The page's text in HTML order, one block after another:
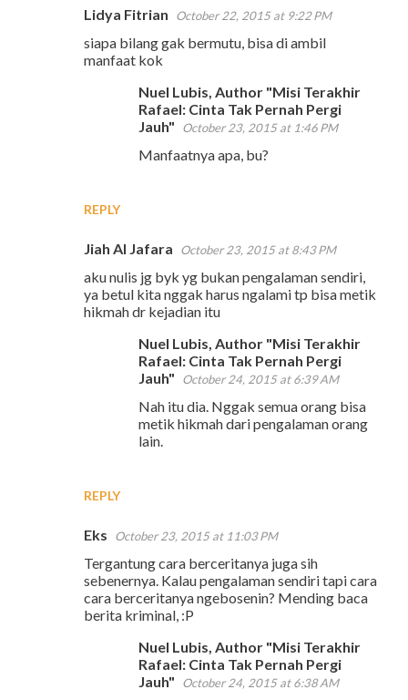
Lidya Fitrian October 22, 2015 at 9:22 PM
siapa bilang gak bermutu, bisa di ambil
manfaat kok
REPLY
Nuel Lubis, Author "Misi Terakhir
Rafael: Cinta Tak Pernah Pergi
Jauh"
October 23, 2015 at 1:46 PM
Manfaatnya apa, bu?
Jiah Al Jafara October 23, 2015 at 8:43 PM
aku nulis jg byk yg bukan pengalaman sendiri,
ya betul kita nggak harus ngalami tp bisa metik
hikmah dr kejadian itu
REPLY
Nuel Lubis, Author "Misi Terakhir
Rafael: Cinta Tak Pernah Pergi
Jauh"
October 24, 2015 at 6:39 AM
Nah itu dia. Nggak semua orang bisa
metik hikmah dari pengalaman orang
lain.
Eks October 23, 2015 at 11:03 PM
Tergantung cara berceritanya juga sih
sebenernya. Kalau pengalaman sendiri tapi cara
cara berceritanya ngebosenin? Mending baca
berita kriminal, :P
Nuel Lubis, Author "Misi Terakhir
Rafael: Cinta Tak Pernah Pergi
Jauh"
October 24, 2015 at 6:38 AM